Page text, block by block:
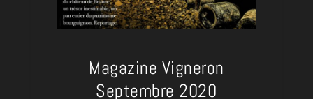
Magazine Vigneron
Septembre 2020